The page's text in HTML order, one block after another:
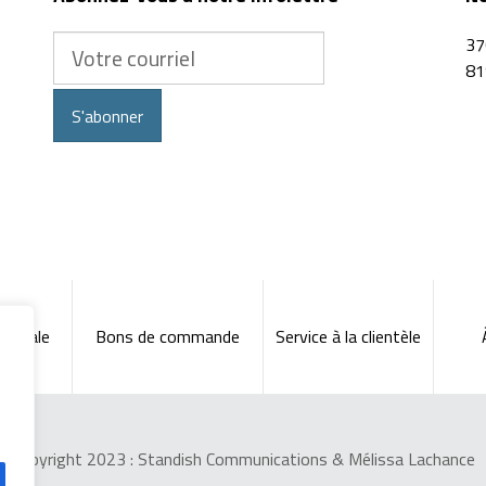
courriel
S'abonner
Bons de commande Service à la clientèle
Copyright 2023 : Standish Communications & Mélissa Lachance